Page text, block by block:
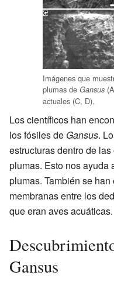
Imágenes que
plumas de Gansus
actuales (C, D).
Los científicos han
los fósiles de Gansus.
estructuras dentro de
plumas. Esto nos ayuda
plumas. También se
membranas entre los
que eran aves acuáticas.
Gansus